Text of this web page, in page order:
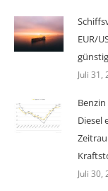
EUR/
Juli 31,
Diesel
Juli 30,